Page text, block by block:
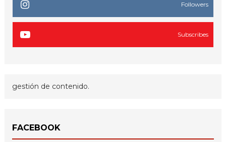
Followers
Subscribes
gestión de contenido.
FACEBOOK